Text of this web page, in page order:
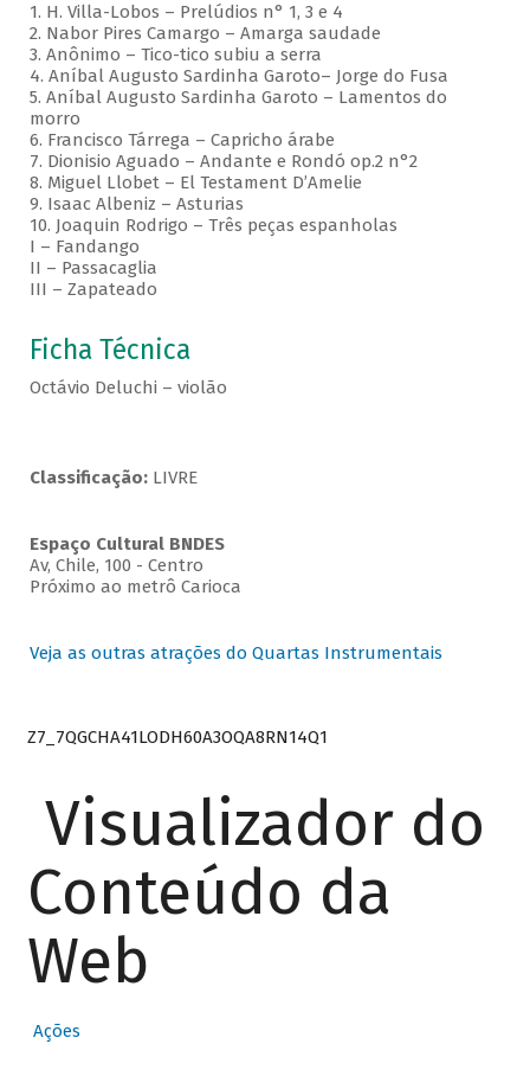
1. H. Villa-Lobos – Prelúdios n° 1, 3 e 4
2. Nabor Pires Camargo – Amarga saudade
3. Anônimo – Tico-tico subiu a serra
4. Aníbal Augusto Sardinha Garoto– Jorge do Fusa
5. Aníbal Augusto Sardinha Garoto – Lamentos do
morro
6. Francisco Tárrega – Capricho árabe
7. Dionisio Aguado – Andante e Rondó op.2 n°2
8. Miguel Llobet – El Testament D’Amelie
9. Isaac Albeniz – Asturias
10. Joaquin Rodrigo – Três peças espanholas
I – Fandango
II – Passacaglia
III – Zapateado
Ficha Técnica
Octávio Deluchi – violão
Classificação: LIVRE
Espaço Cultural BNDES
Av, Chile, 100 - Centro
Próximo ao metrô Carioca
Veja as outras atrações do Quartas Instrumentais
Z7_7QGCHA41LODH60A3OQA8RN14Q1
Visualizador do
Conteúdo da
Web
Ações